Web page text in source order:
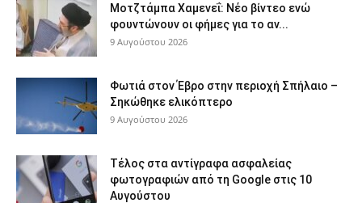
Μοτζτάμπα Χαμενεΐ: Νέο βίντεο ενώ
φουντώνουν οι φήμες για το αν...
9 Αυγούστου 2026
Φωτιά στον Έβρο στην περιοχή Σπήλαιο –
Σηκώθηκε ελικόπτερο
9 Αυγούστου 2026
Τέλος στα αντίγραφα ασφαλείας
φωτογραφιών από τη Google στις 10
Αυγούστου